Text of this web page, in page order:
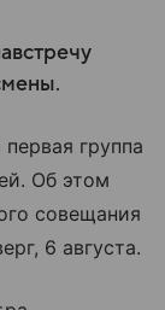
группа
Об этом
совещания
6 августа.